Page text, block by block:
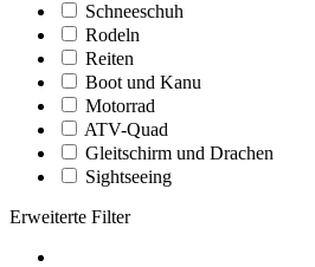
Schneeschuh
Rodeln
Reiten
Boot und Kanu
Motorrad
ATV-Quad
Gleitschirm und Drachen
Sightseeing
Erweiterte Filter